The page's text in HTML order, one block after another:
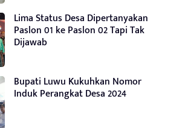
Lima Status Desa Dipertanyakan
Paslon 01 ke Paslon 02 Tapi Tak
Dijawab
Bupati Luwu Kukuhkan Nomor
Induk Perangkat Desa 2024